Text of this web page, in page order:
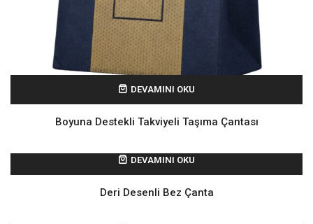
DEVAMINI OKU
Boyuna Destekli Takviyeli Taşıma Çantası
DEVAMINI OKU
Deri Desenli Bez Çanta